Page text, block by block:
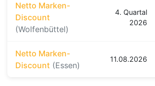
Netto Marken-
Discount
(Wolfenbüttel)
4. Quartal
2026
Netto Marken-
Discount (Essen)
11.08.2026